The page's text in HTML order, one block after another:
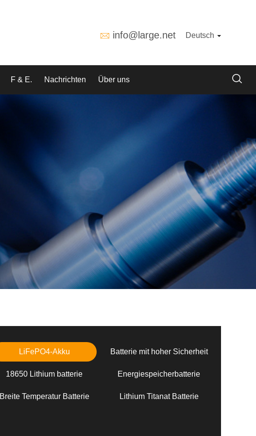
info@large.net Deutsch
F & E. Nachrichten Über uns
LiFePO4-Akku Batterie mit hoher Sicherheit
18650 Lithium batterie Energiespeicherbatterie
Breite Temperatur Batterie Lithium Titanat Batterie